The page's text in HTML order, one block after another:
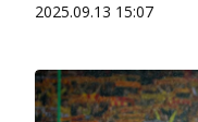
2025.09.13 15:07